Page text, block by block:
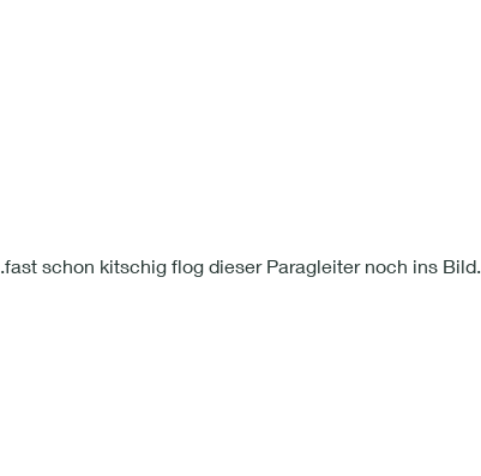
...fast schon kitschig flog dieser Paragleiter noch ins Bild...